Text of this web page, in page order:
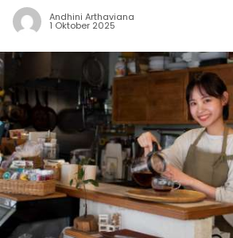
Andhini Arthaviana
1 Oktober 2025